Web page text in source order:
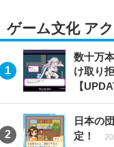
ゲーム文化 ア
数十万
け取り
【
日本の
定！